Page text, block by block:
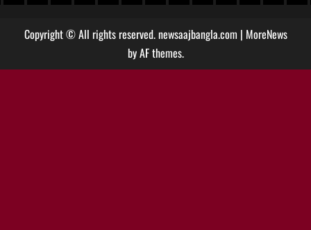
Copyright © All rights reserved. newsaajbangla.com | MoreNews
by AF themes.